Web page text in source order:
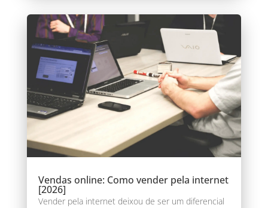
Vendas online: Como vender pela internet
[2026]
Vender pela internet deixou de ser um diferencial